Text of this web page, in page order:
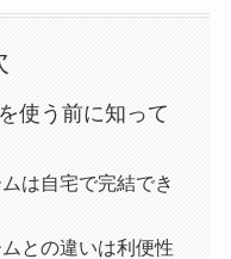
使う前に知って
は自宅で完結でき
との違いは利便性